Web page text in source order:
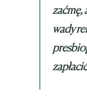
zaćmę,
wady